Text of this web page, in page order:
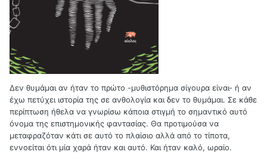
Δεν θυμάμαι αν ήταν το πρώτο -μυθιστόρημα σίγουρα είναι- ή αν
έχω πετύχει ιστορία της σε ανθολογία και δεν το θυμάμαι. Σε κάθε
περίπτωση ήθελα να γνωρίσω κάποια στιγμή το σημαντικό αυτό
όνομα της επιστημονικής φαντασίας. Θα προτιμούσα να
μεταφραζόταν κάτι σε αυτό το πλαίσιο αλλά από το τίποτα,
εννοείται ότι μία χαρά ήταν και αυτό. Και ήταν καλό, ωραίο.